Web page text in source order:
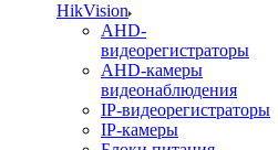
HikVision
AHD-
видеорегистраторы
AHD-камеры
видеонаблюдения
IP-видеорегистраторы
IP-камеры